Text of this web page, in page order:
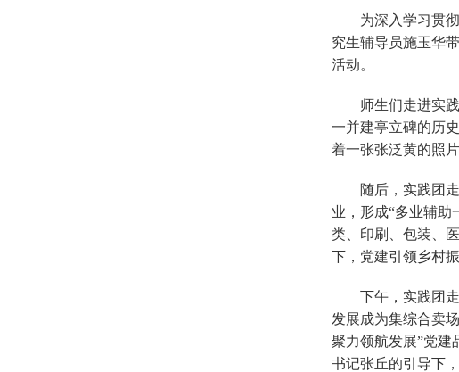
为深入学习贯
究生辅导员施玉华
活动。
师生们走进实
一并建亭立碑的历
着一张张泛黄的照
随后，实践团
业，形成“多业辅助
类、印刷、包装、
下，党建引领乡村
下午，实践团
发展成为集综合卖
聚力领航发展”党建
书记张丘的引导下